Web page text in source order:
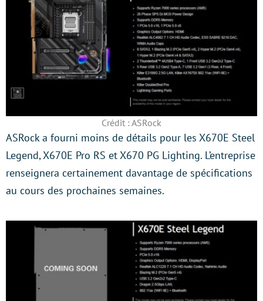
Crédit : ASRock
ASRock a fourni moins de détails pour les X670E Steel
Legend, X670E Pro RS et X670 PG Lighting. L’entreprise
renseignera certainement davantage de spécifications
au cours des prochaines semaines.